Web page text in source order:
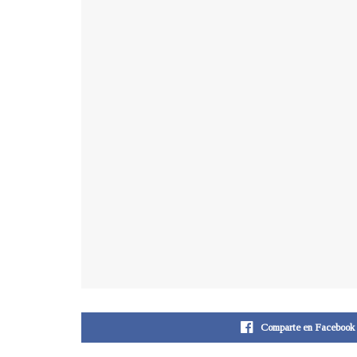
Comparte en Facebook